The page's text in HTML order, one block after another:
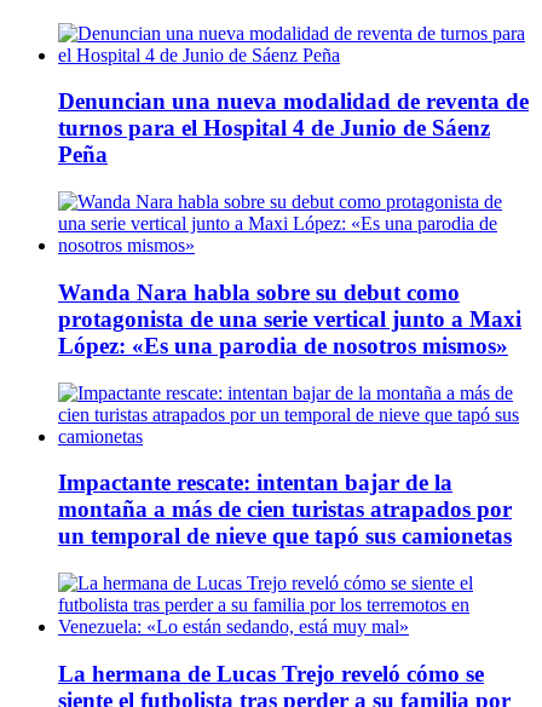
Denuncian una nueva modalidad de reventa de
turnos para el Hospital 4 de Junio de Sáenz
Peña
Wanda Nara habla sobre su debut como
protagonista de una serie vertical junto a Maxi
López: «Es una parodia de nosotros mismos»
Impactante rescate: intentan bajar de la
montaña a más de cien turistas atrapados por
un temporal de nieve que tapó sus camionetas
La hermana de Lucas Trejo reveló cómo se
siente el futbolista tras perder a su familia por